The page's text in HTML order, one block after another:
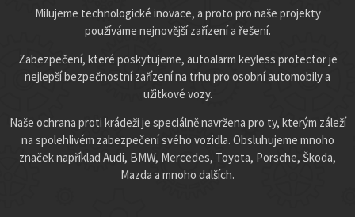
Milujeme technologické inovace, a proto pro naše projekty
používáme nejnovější zařízení a řešení.
Zabezpečení, které poskytujeme, autoalarm keyless protector je
nejlepší bezpečnostní zařízení na trhu pro osobní automobily a
užitkové vozy.
Naše ochrana proti krádeži je speciálně navržena pro ty, kterým záleží
na spolehlivém zabezpečení svého vozidla. Obsluhujeme mnoho
značek například Audi, BMW, Mercedes, Toyota, Porsche, Škoda,
Mazda a mnoho dalších.